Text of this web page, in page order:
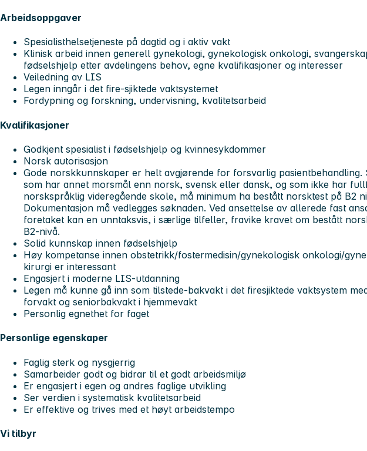
Arbeidsoppgaver
Spesialisthelsetjeneste på dagtid og i aktiv vakt
Klinisk arbeid innen generell gynekologi, gynekologisk onkologi,
fødselshjelp etter avdelingens behov, egne kvalifikasjoner og interesser
Veiledning av LIS
Legen inngår i det fire-sjiktede vaktsystemet
Fordypning og forskning, undervisning, kvalitetsarbeid
Kvalifikasjoner
Godkjent spesialist i fødselshjelp og kvinnesykdommer
Norsk autorisasjon
Gode norskkunnskaper er helt avgjørende for forsvarlig pasientbehandling.
som har annet morsmål enn norsk, svensk eller dansk, og som ikke har
norskspråklig videregående skole, må minimum ha bestått norsktest på B2
Dokumentasjon må vedlegges søknaden. Ved ansettelse av allerede fast
foretaket kan en unntaksvis, i særlige tilfeller, fravike kravet om bestått
B2-nivå.
Solid kunnskap innen fødselshjelp
Høy kompetanse innen obstetrikk/fostermedisin/gynekologisk onkologi/
kirurgi er interessant
Engasjert i moderne LIS-utdanning
Legen må kunne gå inn som tilstede-bakvakt i det firesjiktede vaktsystem
forvakt og seniorbakvakt i hjemmevakt
Personlig egnethet for faget
Personlige egenskaper
Faglig sterk og nysgjerrig
Samarbeider godt og bidrar til et godt arbeidsmiljø
Er engasjert i egen og andres faglige utvikling
Ser verdien i systematisk kvalitetsarbeid
Er effektive og trives med et høyt arbeidstempo
Vi tilbyr